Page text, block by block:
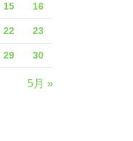
15 16
22 23
29 30
5月 »